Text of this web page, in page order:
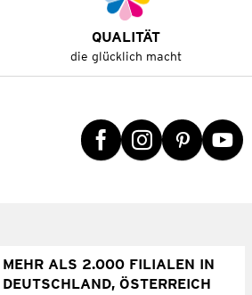
QUALITÄT
die glücklich macht
MEHR ALS 2.000 FILIALEN IN
DEUTSCHLAND, ÖSTERREICH